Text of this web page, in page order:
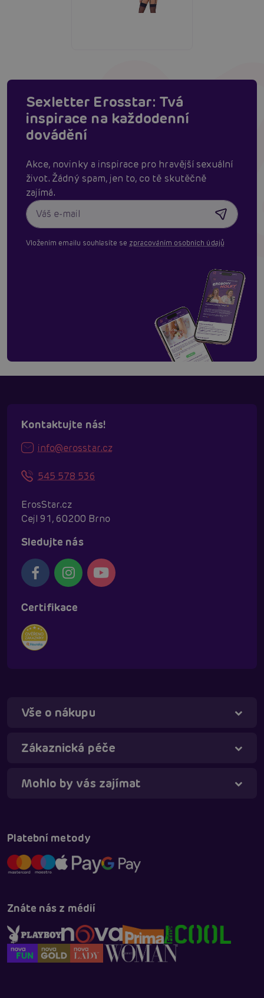
Sexletter Erosstar: Tvá
inspirace na každodenní
dovádění
Akce, novinky a inspirace pro hravější sexuální
život. Žádný spam, jen to, co tě skutěčně
zajímá.
Vložením emailu souhlasíte se zpracováním osobních údajů
Kontaktujte nás!
info@erosstar.cz
545 578 536
ErosStar.cz
Cejl 91, 60200 Brno
Sledujte nás
Certifikace
Vše o nákupu
Zákaznická péče
Mohlo by vás zajímat
Platební metody
Znáte nás z médií
Táňa - virtuální asistentka